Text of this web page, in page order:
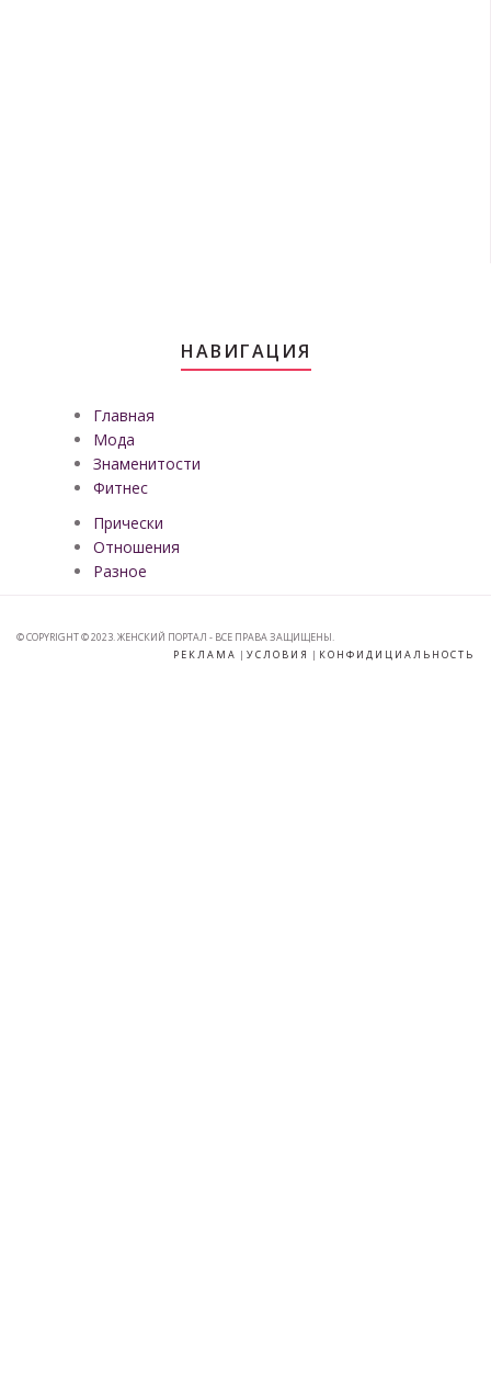
НАВИГАЦИЯ
Главная
Мода
Знаменитости
Фитнес
Прически
Отношения
Разное
© COPYRIGHT © 2023. ЖЕНСКИЙ ПОРТАЛ - ВСЕ ПРАВА ЗАЩИЩЕНЫ.
РЕКЛАМА | УСЛОВИЯ | КОНФИДИЦИАЛЬНОСТЬ